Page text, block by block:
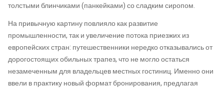
толстыми блинчиками (панкейками) со сладким сиропом.
На привычную картину повлияло как развитие
промышленности, так и увеличение потока приезжих из
европейских стран: путешественники нередко отказывались от
дорогостоящих обильных трапез, что не могло остаться
незамеченным для владельцев местных гостиниц. Именно они
ввели в практику новый формат бронирования, предлагая